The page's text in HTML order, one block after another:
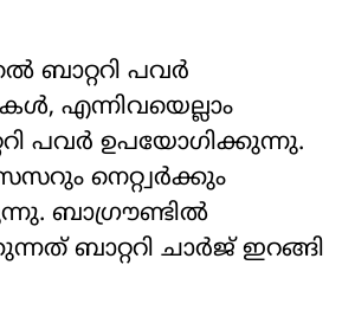
ബാറ്ററി പവര്‍
എന്നിവയെല്ലാം
പവര്‍ ഉപയോഗിക്കുന്നു.
നെറ്റ്വര്‍ക്കും
ബാഗ്രൗണ്ടില്‍
ബാറ്ററി ചാര്‍ജ് ഇറങ്ങി